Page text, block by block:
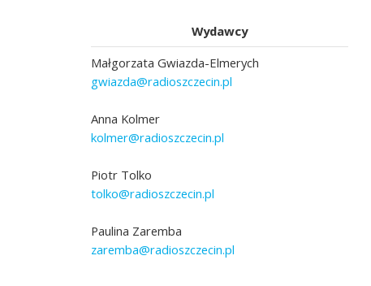
Wydawcy
Małgorzata Gwiazda-Elmerych
gwiazda@radioszczecin.pl
Anna Kolmer
kolmer@radioszczecin.pl
Piotr Tolko
tolko@radioszczecin.pl
Paulina Zaremba
zaremba@radioszczecin.pl